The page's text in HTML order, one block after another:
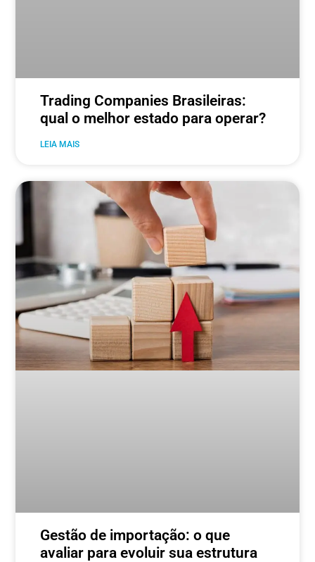
Trading Companies Brasileiras:
qual o melhor estado para operar?
LEIA MAIS
Gestão de importação: o que
avaliar para evoluir sua estrutura